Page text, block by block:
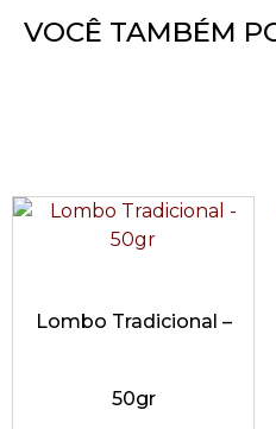
VOCÊ TAMBÉM
Lombo Tradicional –
50gr